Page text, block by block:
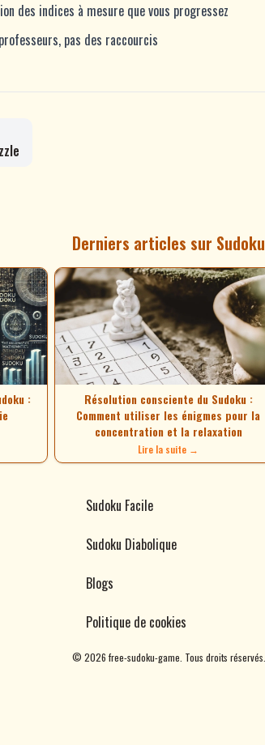
des indices à mesure que vous progressez
pas des raccourcis
Derniers articles sur Sudoku
:
Résolution consciente du Sudoku :
Comment utiliser les énigmes pour la
concentration et la relaxation
Lire la suite →
Sudoku Facile
Sudoku Diabolique
Blogs
Politique de cookies
© 2026 free-sudoku-game. Tous droits réservés.